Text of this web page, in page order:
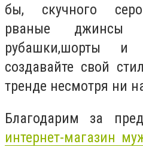
бы, скучного
рваные джинсы
рубашки,шорты и
создавайте свой
тренде несмотря ни
Благодарим за
интернет-магазин